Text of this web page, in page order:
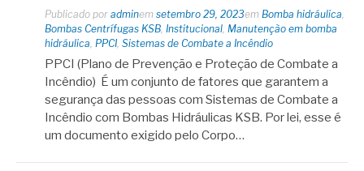
Publicado por adminem setembro 29, 2023em Bomba hidráulica
Bombas Centrífugas KSB Institucional Manutenção em bomba
hidráulica PPCI Sistemas de Combate a Incêndio
PPCI (Plano de Prevenção e Proteção de Combate a
Incêndio) É um conjunto de fatores que garantem a
segurança das pessoas com Sistemas de Combate a
Incêndio com Bombas Hidráulicas KSB. Por lei, esse é
um documento exigido pelo Corpo…